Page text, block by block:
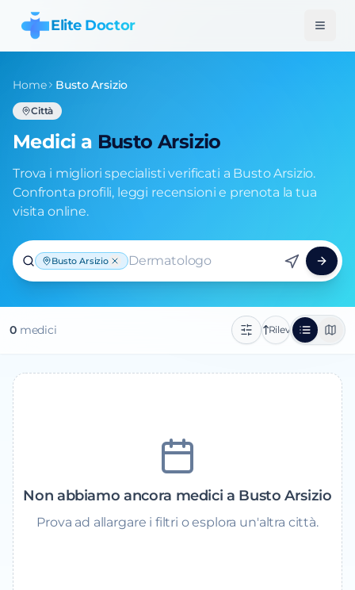
Elite Doctor
Home Busto Arsizio
Città
Medici a Busto Arsizio
Trova i migliori specialisti verificati a Busto Arsizio.
Confronta profili, leggi recensioni e prenota la tua
visita online.
Busto Arsizio Dermatologo
0medici Rilevanza
Non abbiamo ancora medici a Busto Arsizio
Prova ad allargare i filtri o esplora un'altra città.